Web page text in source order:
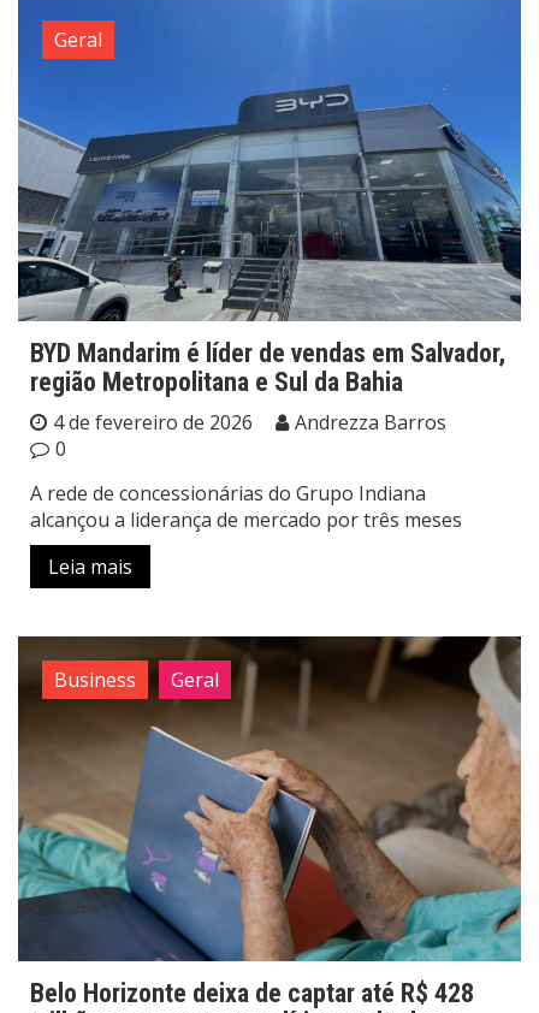
Geral
BYD Mandarim é líder de vendas em Salvador,
região Metropolitana e Sul da Bahia
4 de fevereiro de 2026
Andrezza Barros
0
A rede de concessionárias do Grupo Indiana
alcançou a liderança de mercado por três meses
Leia mais
Business Geral
Belo Horizonte deixa de captar até R$ 428